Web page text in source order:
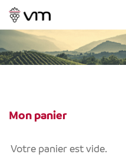
Mon panier
Votre panier est vide.